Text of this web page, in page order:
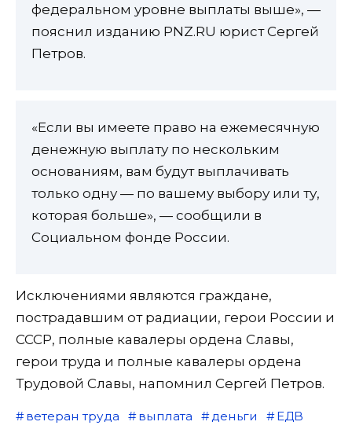
федеральном уровне выплаты выше», —
пояснил изданию PNZ.RU юрист Сергей
Петров.
«Если вы имеете право на ежемесячную
денежную выплату по нескольким
основаниям, вам будут выплачивать
только одну — по вашему выбору или ту,
которая больше», — сообщили в
Социальном фонде России.
Исключениями являются граждане,
пострадавшим от радиации, герои России и
СССР, полные кавалеры ордена Славы,
герои труда и полные кавалеры ордена
Трудовой Славы, напомнил Сергей Петров.
ветеран труда выплата деньги
ЕДВ